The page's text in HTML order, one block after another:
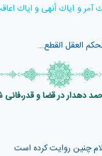
آمر و اياك أنهى و اياك
العقل القطع...
دهدار در قضا و قدر،فانی
چنين روايت كرده است